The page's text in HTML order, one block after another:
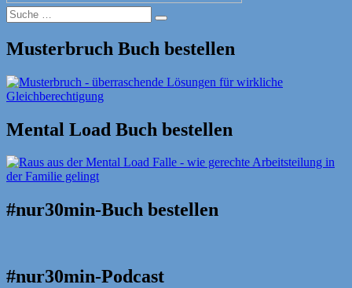
Suche
nach:
Suche
Musterbruch Buch bestellen
Mental Load Buch bestellen
#nur30min-Buch bestellen
#nur30min-Podcast